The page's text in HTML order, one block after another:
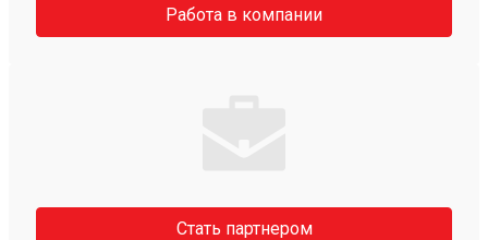
Работа в компании
Стать партнером